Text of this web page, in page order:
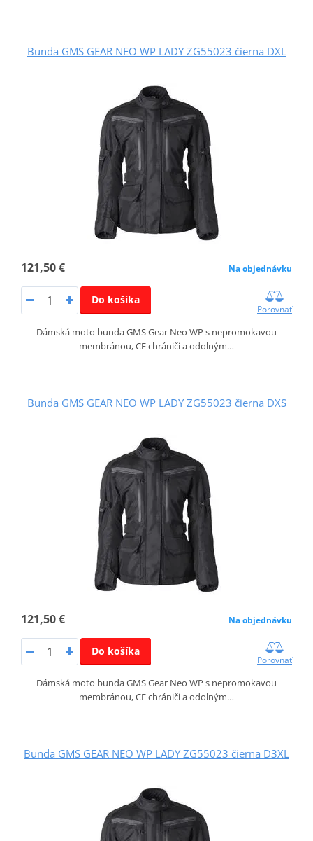
Bunda GMS GEAR NEO WP LADY ZG55023 čierna DXL
121,50 € Na objednávku
Do košíka
Porovnať
Dámská moto bunda GMS Gear Neo WP s nepromokavou
membránou, CE chrániči a odolným…
Bunda GMS GEAR NEO WP LADY ZG55023 čierna DXS
121,50 € Na objednávku
Do košíka
Porovnať
Dámská moto bunda GMS Gear Neo WP s nepromokavou
membránou, CE chrániči a odolným…
Bunda GMS GEAR NEO WP LADY ZG55023 čierna D3XL